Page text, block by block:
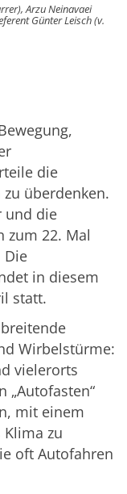
Arzu Neinavaei
Günter Leisch (v.
die
überdenken.
und die
zum 22. Mal
Die
in diesem
statt.
Wirbelstürme:
vielerorts
„Autofasten“
mit einem
zu
oft Autofahren